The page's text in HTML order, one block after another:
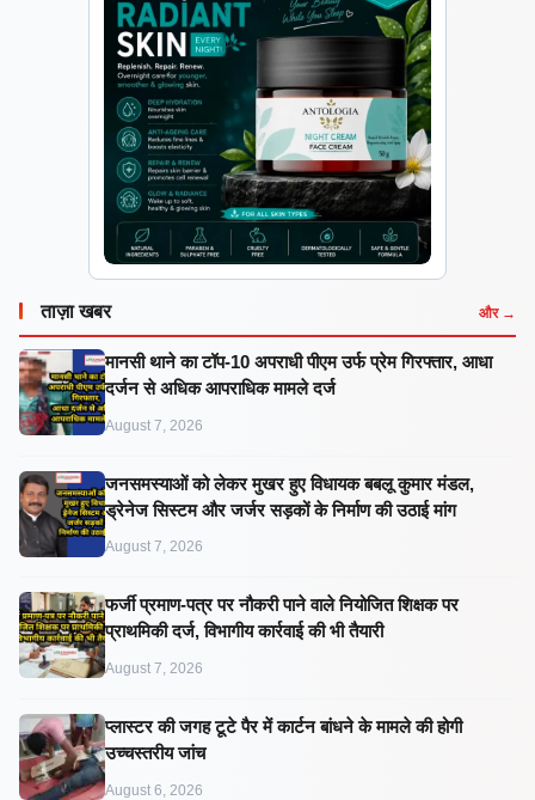
ताज़ा खबर और →
मानसी थाने का टॉप-10 अपराधी पीएम उर्फ प्रेम गिरफ्तार, आधा
दर्जन से अधिक आपराधिक मामले दर्ज
August 7, 2026
जनसमस्याओं को लेकर मुखर हुए विधायक बबलू कुमार मंडल,
ड्रेनेज सिस्टम और जर्जर सड़कों के निर्माण की उठाई मांग
August 7, 2026
फर्जी प्रमाण-पत्र पर नौकरी पाने वाले नियोजित शिक्षक पर
प्राथमिकी दर्ज, विभागीय कार्रवाई की भी तैयारी
August 7, 2026
प्लास्टर की जगह टूटे पैर में कार्टन बांधने के मामले की होगी
उच्चस्तरीय जांच
August 6, 2026